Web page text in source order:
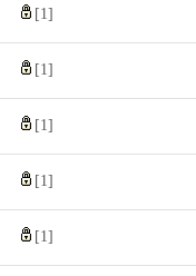
[1]
[1]
[1]
[1]
[1]